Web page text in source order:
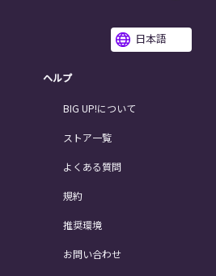
日本語
ヘルプ
BIG UP!について
ストア一覧
よくある質問
規約
推奨環境
お問い合わせ